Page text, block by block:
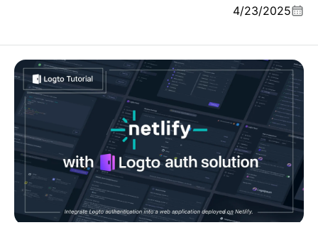
4/23/2025
حل مصادقة كامل للنهاية مع Logto على Netlify: حماية
تطبيقات الويب والوظائف الخالية من الخوادم